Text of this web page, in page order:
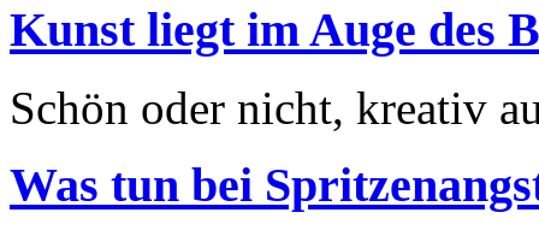
Kunst liegt im Auge des
Schön oder nicht, kreativ
Was tun bei